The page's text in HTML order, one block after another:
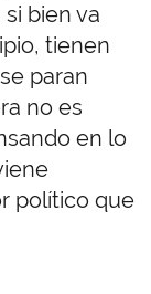
bien va
tienen
paran
no es
en lo
político que